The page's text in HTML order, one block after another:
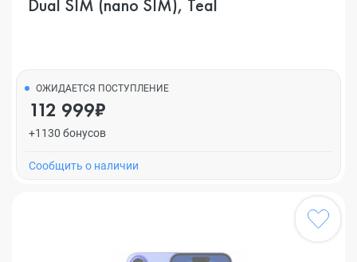
Dual SIM (nano SIM), Teal
ОЖИДАЕТСЯ ПОСТУПЛЕНИЕ
112 999₽
+1130 бонусов
Cообщить о наличии